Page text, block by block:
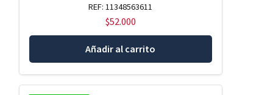
REF: 11348563611
$52.000
Añadir al carrito